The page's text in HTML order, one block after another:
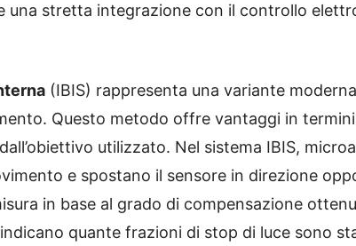
una stretta integrazione con il controllo
(IBIS) rappresenta una variante
Questo metodo offre vantaggi in
utilizzato. Nel sistema IBIS,
e spostano il sensore in direzione
in base al grado di compensazione
quante frazioni di stop di luce sono